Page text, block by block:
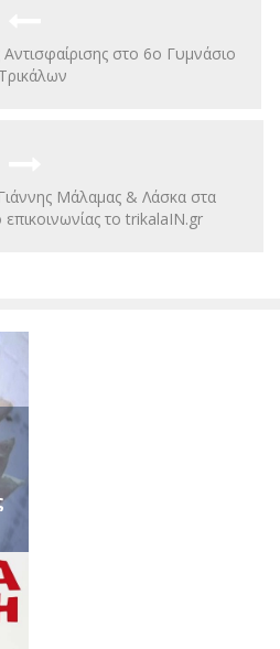
στο 6ο Γυμνάσιο
Τρικάλων
Μάλαμας & Λάσκα στα
το trikalaIN.gr